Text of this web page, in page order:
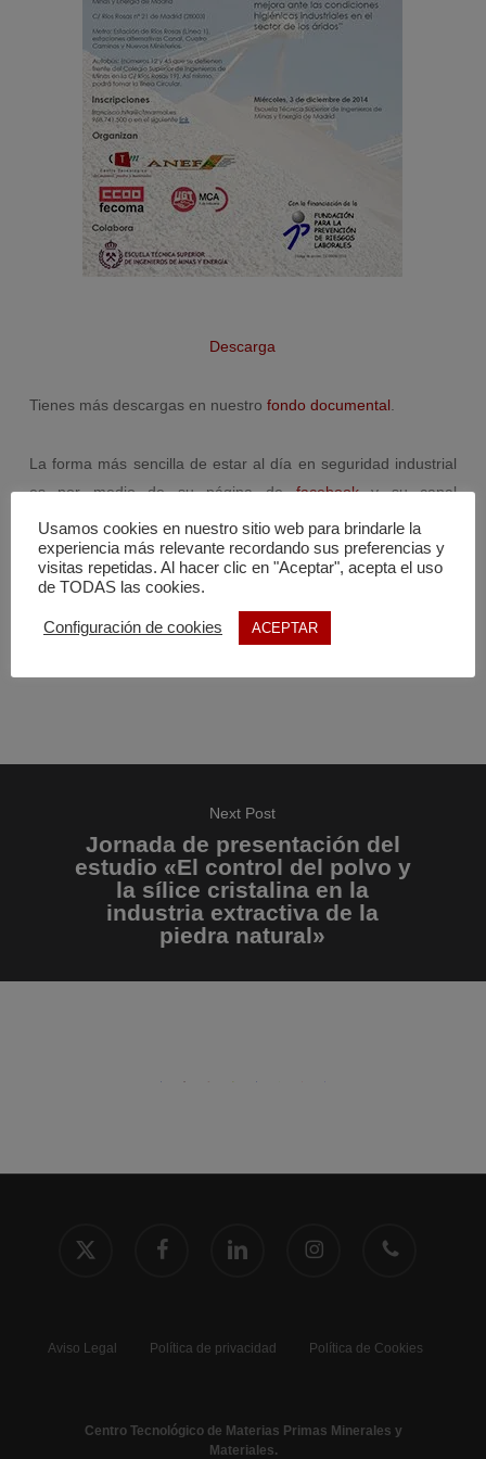
Descarga
Tienes más descargas en nuestro fondo documental
La forma más sencilla de estar al día en seguridad industrial
es por medio de su página defacebooky su canal
de
, donde encontrarás todo tipo de descargables,
noticias y vídeos.
Cualquier uso deberá de respetar la autoría de su propietario
Next Post
Jornada de presentación del
estudio «El control del polvo y
la sílice cristalina en la
industria extractiva de la
piedra natural»
twitter
Aviso Legal Política de privacidad Política de Cookies
Centro Tecnológico de Materias Primas Minerales y
Materiales.
Usamos cookies en nuestro sitio web para brindarle la
experiencia más relevante recordando sus preferencias y
visitas repetidas. Al hacer clic en "Aceptar", acepta el uso
de TODAS las cookies.
Configuración de cookies ACEPTAR